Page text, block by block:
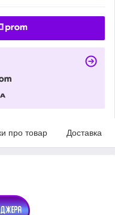
про товар Доставка